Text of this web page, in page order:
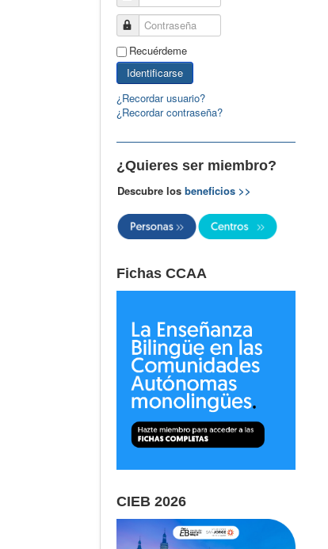
Contraseña
Recuérdeme
Identificarse
¿Recordar usuario?
¿Recordar contraseña?
¿Quieres ser miembro?
Descubre los beneficios >>
Fichas CCAA
CIEB 2026